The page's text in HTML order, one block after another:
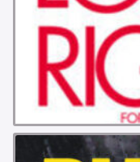
BECOME A
SOLIDARITY FUND
HISTORY OF THE
FREE ASSOCIATION